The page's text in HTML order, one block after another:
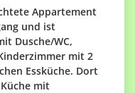
Appartement
und ist
Dusche/WC,
mit 2
Essküche. Dort
mit